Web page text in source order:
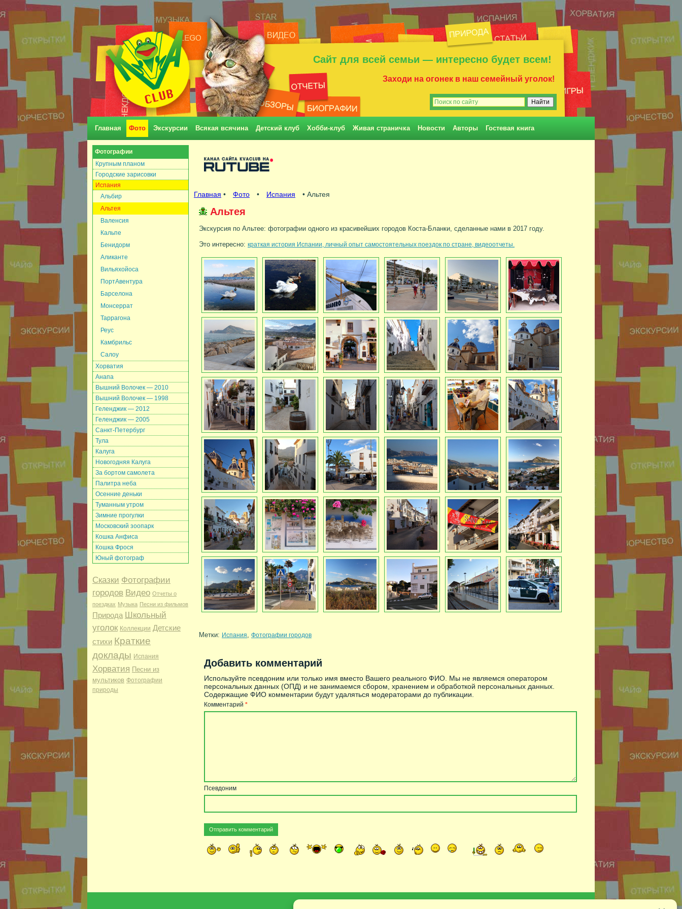
Сайт для всей семьи — интересно будет всем!
Заходи на огонек в наш семейный уголок!
Главная Фото Экскурсии Всякая всячина Детский клуб Хобби-клуб Живая страничка Новости Авторы Гостевая книга
Фотографии
Крупным планом
Городские зарисовки
Испания
Альбир
Альтея
Валенсия
Кальпе
Бенидорм
Аликанте
Вильяхойоса
ПортАвентура
Барселона
Монсеррат
Таррагона
Реус
Камбрильс
Салоу
Хорватия
Анапа
Вышний Волочек — 2010
Вышний Волочек — 1998
Геленджик — 2012
Геленджик — 2005
Санкт-Петербург
Тула
Калуга
Новогодняя Калуга
За бортом самолета
Палитра неба
Осенние деньки
Туманным утром
Зимние прогулки
Московский зоопарк
Кошка Анфиса
Кошка Фрося
Юный фотограф
Сказки Фотографии
городов Видео Отчеты о
поездках Музыка Песни из фильмов
Природа Школьный
уголок Коллекции Детские
стихи Краткие
доклады Испания
Хорватия Песни из
мультиков Фотографии
природы
Главная • Фото • Испания • Альтея
Альтея
Экскурсия по Альтее: фотографии одного из красивейших городов Коста-Бланки, сделанные нами в 2017 году.
Это интересно: краткая история Испании, личный опыт самостоятельных поездок по стране, видеоотчеты.
Метки: Испания, Фотографии городов
Добавить комментарий
Используйте псевдоним или только имя вместо Вашего реального ФИО. Мы не являемся оператором
персональных данных (ОПД) и не занимаемся сбором, хранением и обработкой персональных данных.
Содержащие ФИО комментарии будут удаляться модераторами до публикации.
Комментарий *
Псевдоним